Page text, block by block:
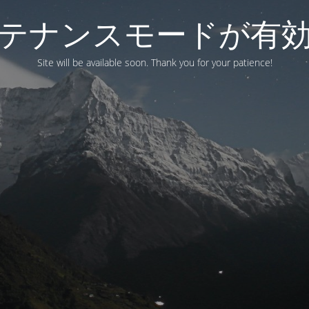
ナンスモードが有
Site will be available soon. Thank you for your patience!